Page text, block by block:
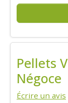
Pellets
Négoce
Écrire un avis